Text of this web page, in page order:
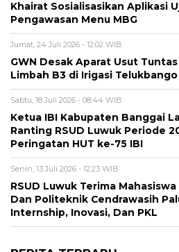
Khairat Sosialisasikan Aplikasi
Pengawasan Menu MBG
Jumat, 24 Juli 2026 - 12:02 WIB
GWN Desak Aparat Usut
Limbah B3 di Irigasi Telukbango
Sabtu, 18 Juli 2026 - 08:44 WIB
Ketua IBI Kabupaten Banggai
Ranting RSUD Luwuk Periode
Peringatan HUT ke-75 IBI
Senin, 13 Juli 2026 - 12:23 WIB
RSUD Luwuk Terima
Dan Politeknik Cendrawasih
Internship, Inovasi, Dan PKL